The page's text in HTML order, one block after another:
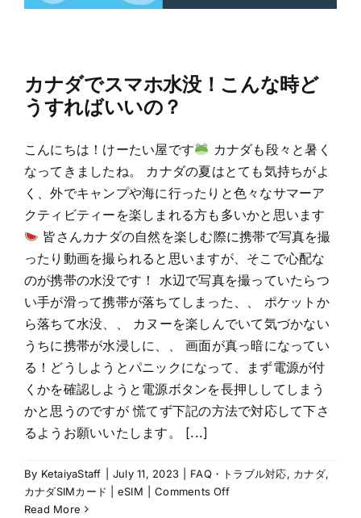
カナダでスマホ水没！こんな時ど
うすればいいの？
こんにちは！けーたい屋です
カナダも段々と暑く
なってきましたね。 カナダの夏はとても気持ちがよ
く、外でキャンプや海に行ったりと色々なサマーア
クティビティーを楽しまれる方も多いかと思います
皆さんカナダの自然を楽しむ際に携帯で写真を撮
ったり動画を撮られると思いますが、そこで心配な
のが携帯の水没です！ 水辺で写真を撮っていたらつ
い手が滑って携帯が落ちてしまった、、 ポケットか
ら落ちて水没、、 カヌーを楽しんでいて気づかない
うちに携帯が水浸しに、、 画面が真っ暗になってい
る！どうしようとパニックになって、まず電源が付
くかを確認しようと電源ボタンを長押ししてしまう
かと思うのですが 慌てず下記の方法で対応して下さ
るようお願いいたします。 [...]
By KetaiyaStaff July 11, 2023 FAQ・トラブル対応, カナダ,
カナダSIMカード | eSIM
Comments Offon
Read More